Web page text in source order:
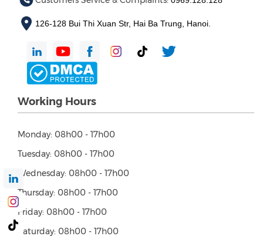
126-128 Bui Thi Xuan Str, Hai Ba Trung, Hanoi.
Working Hours
Monday: 08h00 - 17h00
Tuesday: 08h00 - 17h00
Wednesday: 08h00 - 17h00
Thursday: 08h00 - 17h00
Friday: 08h00 - 17h00
Saturday: 08h00 - 17h00